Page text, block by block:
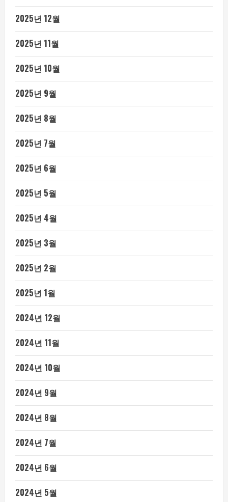
2025년 12월
2025년 11월
2025년 10월
2025년 9월
2025년 8월
2025년 7월
2025년 6월
2025년 5월
2025년 4월
2025년 3월
2025년 2월
2025년 1월
2024년 12월
2024년 11월
2024년 10월
2024년 9월
2024년 8월
2024년 7월
2024년 6월
2024년 5월